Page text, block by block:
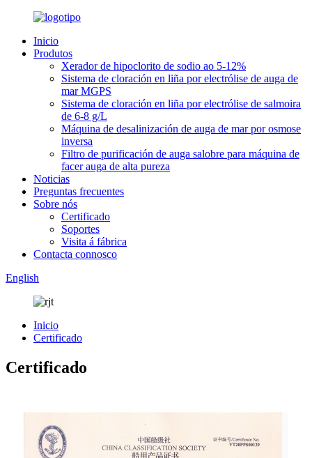
Inicio
Produtos
Xerador de hipoclorito de sodio ao 5-12%
Sistema de cloración en liña por electrólise de auga de
mar MGPS
Sistema de cloración en liña por electrólise de salmoira
de 6-8 g/L
Máquina de desalinización de auga de mar por osmose
inversa
Filtro de purificación de auga salobre para máquina de
facer auga de alta pureza
Noticias
Preguntas frecuentes
Sobre nós
Certificado
Soportes
Visita á fábrica
Contacta connosco
English
Inicio
Certificado
Certificado